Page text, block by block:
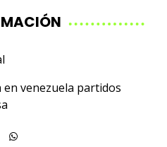
venezuela partidos